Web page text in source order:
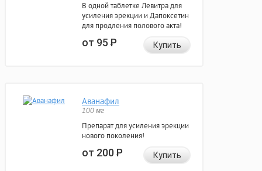
В одной таблетке Левитра для
усиления эрекции и Дапоксетин
для продления полового акта!
от 95Р Купить
Аванафил
100 мг
Препарат для усиления эрекции
нового поколения!
от 200Р Купить